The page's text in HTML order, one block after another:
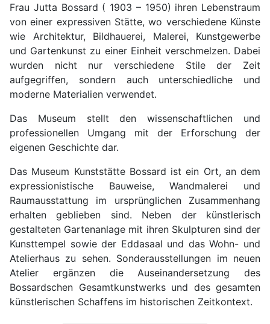
Frau Jutta Bossard ( 1903 – 1950) ihren Lebenstraum
von einer expressiven Stätte, wo verschiedene Künste
wie Architektur, Bildhauerei, Malerei, Kunstgewerbe
und Gartenkunst zu einer Einheit verschmelzen. Dabei
wurden nicht nur verschiedene Stile der Zeit
aufgegriffen, sondern auch unterschiedliche und
moderne Materialien verwendet.
Das Museum stellt den wissenschaftlichen und
professionellen Umgang mit der Erforschung der
eigenen Geschichte dar.
Das Museum Kunststätte Bossard ist ein Ort, an dem
expressionistische Bauweise, Wandmalerei und
Raumausstattung im ursprünglichen Zusammenhang
erhalten geblieben sind. Neben der künstlerisch
gestalteten Gartenanlage mit ihren Skulpturen sind der
Kunsttempel sowie der Eddasaal und das Wohn- und
Atelierhaus zu sehen. Sonderausstellungen im neuen
Atelier ergänzen die Auseinandersetzung des
Bossardschen Gesamtkunstwerks und des gesamten
künstlerischen Schaffens im historischen Zeitkontext.